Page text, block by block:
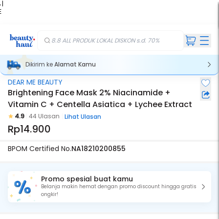
|
8.8 ALL PRODUK LOKAL DISKON s.d. 70%
Dikirim keAlamat Kamu
DEAR ME BEAUTY
Brightening Face Mask 2% Niacinamide +
Vitamin C + Centella Asiatica + Lychee Extract
4.9 44 Ulasan Lihat Ulasan
Rp14.900
BPOM Certified No.NA18210200855
Promo spesial buat kamu
Belanja makin hemat dengan promo discount hingga gratis
ongkir!